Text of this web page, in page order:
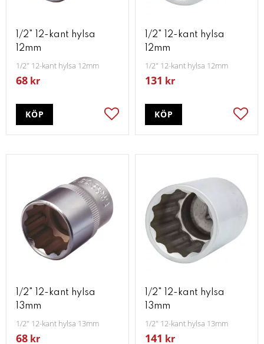
1/2" 12-kant hylsa
12mm
1/2" 12-kant hylsa 12mm
68 kr
Lägg till i favoriter
KÖP
1/2" 12-kant hylsa
12mm
1/2" 12-kant hylsa 12mm
131 kr
KÖP
1/2" 12-kant hylsa
13mm
1/2" 12-kant hylsa 13mm
68 kr
1/2" 12-kant hylsa
13mm
1/2" 12-kant hylsa 13mm
141 kr